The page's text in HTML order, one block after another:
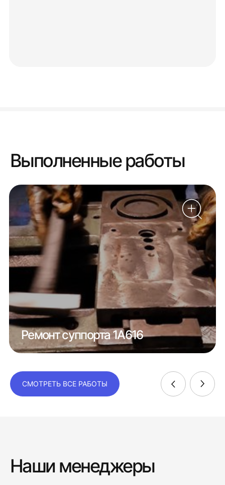
Выполненные работы
Ремонт суппорта 1А616
СМОТРЕТЬ ВСЕ РАБОТЫ
Наши менеджеры